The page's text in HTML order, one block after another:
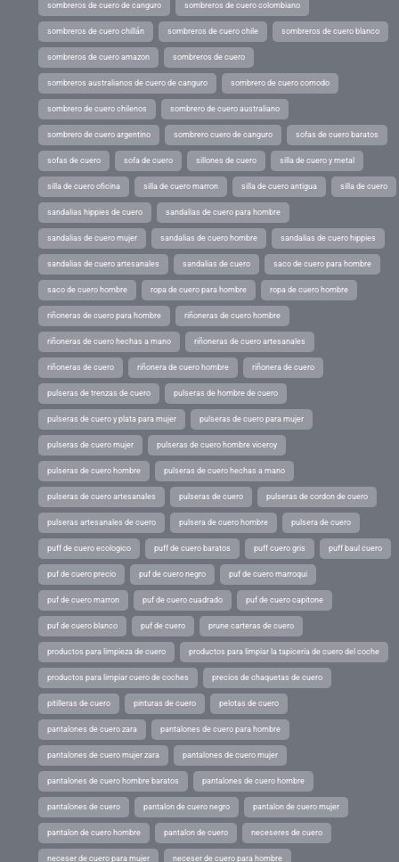
sombreros de cuero de canguro sombreros de cuero colombiano
sombreros de cuero chillán sombreros de cuero chile sombreros de cuero blanco
sombreros de cuero amazon sombreros de cuero
sombreros australianos de cuero de canguro sombrero de cuero comodo
sombrero de cuero chilenos sombrero de cuero australiano
sombrero de cuero argentino sombrero cuero de canguro sofas de cuero baratos
sofas de cuero sofa de cuero sillones de cuero silla de cuero y metal
silla de cuero oficina silla de cuero marron silla de cuero antigua silla de cuero
sandalias hippies de cuero sandalias de cuero para hombre
sandalias de cuero mujer sandalias de cuero hombre sandalias de cuero hippies
sandalias de cuero artesanales sandalias de cuero saco de cuero para hombre
saco de cuero hombre ropa de cuero para hombre ropa de cuero hombre
riñoneras de cuero para hombre riñoneras de cuero hombre
riñoneras de cuero hechas a mano riñoneras de cuero artesanales
riñoneras de cuero riñonera de cuero hombre riñonera de cuero
pulseras de trenzas de cuero pulseras de hombre de cuero
pulseras de cuero y plata para mujer pulseras de cuero para mujer
pulseras de cuero mujer pulseras de cuero hombre viceroy
pulseras de cuero hombre pulseras de cuero hechas a mano
pulseras de cuero artesanales pulseras de cuero pulseras de cordon de cuero
pulseras artesanales de cuero pulsera de cuero hombre pulsera de cuero
puff de cuero ecologico puff de cuero baratos puff cuero gris puff baul cuero
puf de cuero precio puf de cuero negro puf de cuero marroqui
puf de cuero marron puf de cuero cuadrado puf de cuero capitone
puf de cuero blanco puf de cuero prune carteras de cuero
productos para limpieza de cuero productos para limpiar la tapiceria de cuero del coche
productos para limpiar cuero de coches precios de chaquetas de cuero
pitilleras de cuero pinturas de cuero pelotas de cuero
pantalones de cuero zara pantalones de cuero para hombre
pantalones de cuero mujer zara pantalones de cuero mujer
pantalones de cuero hombre baratos pantalones de cuero hombre
pantalones de cuero pantalon de cuero negro pantalon de cuero mujer
pantalon de cuero hombre pantalon de cuero neceseres de cuero
neceser de cuero para mujer neceser de cuero para hombre